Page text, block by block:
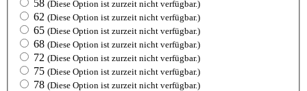
58 (Diese Option ist zurzeit nicht verfügbar.)
62 (Diese Option ist zurzeit nicht verfügbar.)
65 (Diese Option ist zurzeit nicht verfügbar.)
68 (Diese Option ist zurzeit nicht verfügbar.)
72 (Diese Option ist zurzeit nicht verfügbar.)
75 (Diese Option ist zurzeit nicht verfügbar.)
78 (Diese Option ist zurzeit nicht verfügbar.)